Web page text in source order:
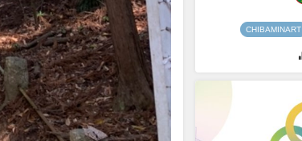
CHIBAMINART